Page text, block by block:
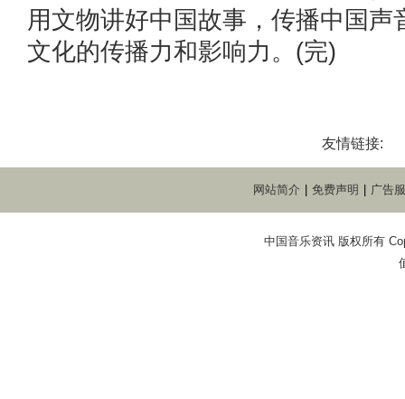
用文物讲好中国故事，传播中国声
文化的传播力和影响力。(完)
友情链接:
网站简介 免费声明 广告
中国音乐资讯 版权所有